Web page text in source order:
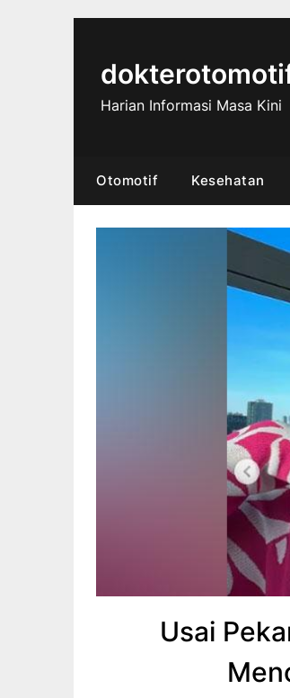
Harian Informasi Masa Kini
Otomotif Kesehatan
Usai